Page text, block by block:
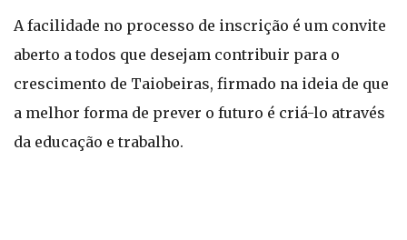
A facilidade no processo de inscrição é um convite
aberto a todos que desejam contribuir para o
crescimento de Taiobeiras, firmado na ideia de que
a melhor forma de prever o futuro é criá-lo através
da educação e trabalho.